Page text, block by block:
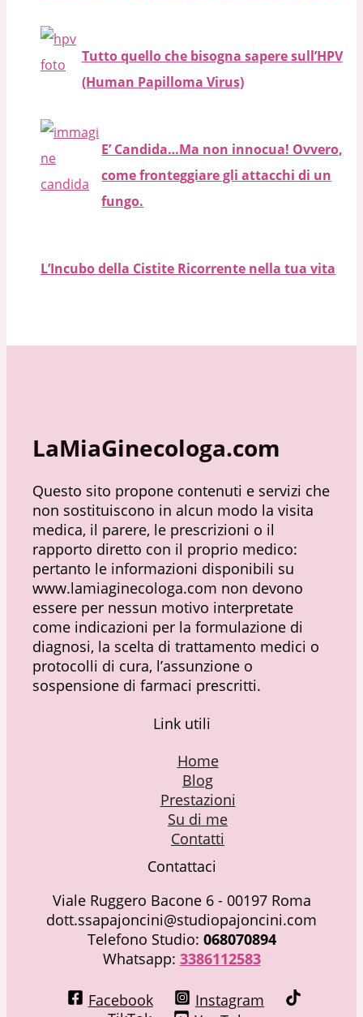
Tutto quello che bisogna sapere sull’HPV
(Human Papilloma Virus)
E’ Candida…Ma non innocua! Ovvero,
come fronteggiare gli attacchi di un
fungo.
L’Incubo della Cistite Ricorrente nella tua vita
LaMiaGinecologa.com
Questo sito propone contenuti e servizi che
non sostituiscono in alcun modo la visita
medica, il parere, le prescrizioni o il
rapporto diretto con il proprio medico:
pertanto le informazioni disponibili su
www.lamiaginecologa.com non devono
essere per nessun motivo interpretate
come indicazioni per la formulazione di
diagnosi, la scelta di trattamento medici o
protocolli di cura, l’assunzione o
sospensione di farmaci prescritti.
Link utili
Home
Blog
Prestazioni
Su di me
Contatti
Contattaci
Viale Ruggero Bacone 6 - 00197 Roma
dott.ssapajoncini@studiopajoncini.com
Telefono Studio: 068070894
Whatsapp: 3386112583
Facebook
Instagram